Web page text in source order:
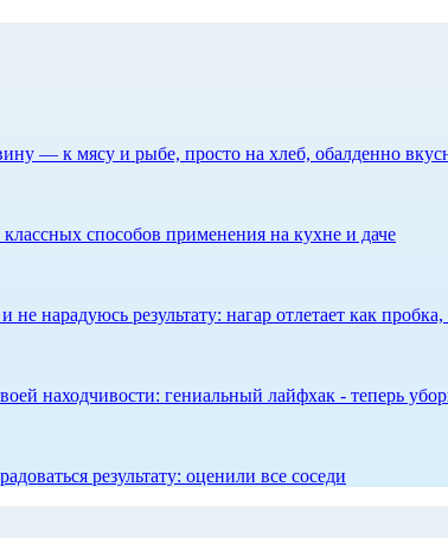
— к мясу и рыбе, просто на хлеб, обалденно
способов применения на кухне и даче
нарадуюсь результату: нагар отлетает как пробка,
находчивости: гениальный лайфхак - теперь
результату: оценили все соседи